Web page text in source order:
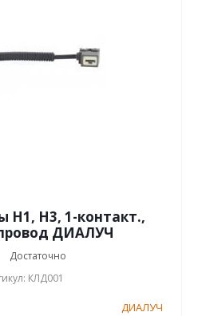
H1, Н3, 1-контакт.,
ДИАЛУЧ
Достаточно
КЛД001
ДИАЛУЧ